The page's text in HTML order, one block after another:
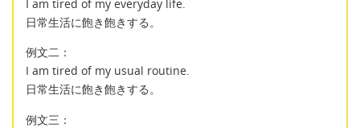
I am tired of my everyday life.
日常生活に飽き飽きする。
例文二：
I am tired of my usual routine.
日常生活に飽き飽きする。
例文三：